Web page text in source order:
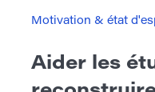
Motivation & état
Aider les